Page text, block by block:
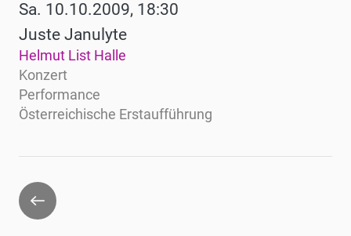
Sa. 10.10.2009, 18:30
Juste Janulyte
Helmut List Halle
Konzert
Performance
Österreichische Erstaufführung
Zurück